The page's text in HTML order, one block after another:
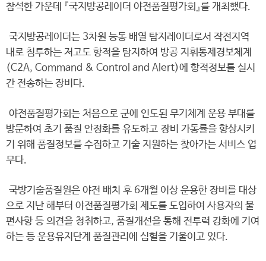
참석한 가운데 『국지방공레이더 야전품질평가회』를 개최했다.
국지방공레이더는 3차원 능동 배열 탐지레이더로서 작전지역
내로 침투하는 저고도 항적을 탐지하여 방공 지휘통제경보체계
(C2A, Command & Control and Alert)에 항적정보를 실시
간 전송하는 장비다.
야전품질평가회는 처음으로 군에 인도된 무기체계 운용 부대를
방문하여 초기 품질 안정화를 유도하고 장비 가동률을 향상시키
기 위해 품질정보를 수집하고 기술 지원하는 찾아가는 서비스 업
무다.
국방기술품질원은 야전 배치 후 6개월 이상 운용한 장비를 대상
으로 지난 해부터 야전품질평가회 제도를 도입하여 사용자의 불
편사항 등 의견을 청취하고, 품질개선을 통해 전투력 강화에 기여
하는 등 운용유지단계 품질관리에 심혈을 기울이고 있다.